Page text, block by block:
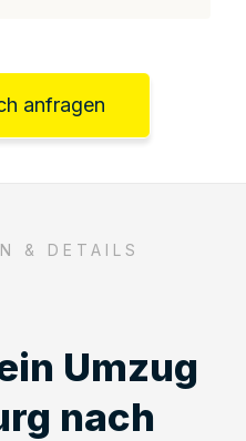
anfragen
& DETAILS
Umzug
nach